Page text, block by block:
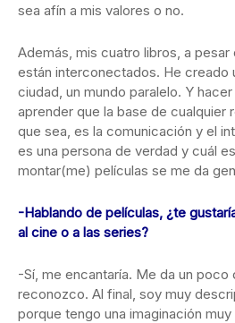
sea afín a mis valores o no.
Además, mis cuatro libros, a pesar
están interconectados. He creado
ciudad, un mundo paralelo. Y
aprender que la base de cualquier
que sea, es la comunicación y el
es una persona de verdad y cuál
montar(me) películas se me da
-Hablando de películas, ¿te
al cine o a las series?
-Sí, me encantaría. Me da un poco
reconozco. Al final, soy muy
porque tengo una imaginación